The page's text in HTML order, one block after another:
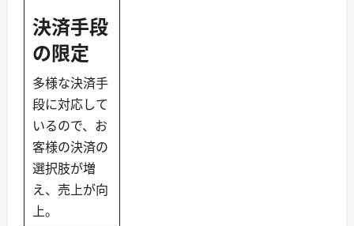
決済手段
の限定
多様な決済手
段に対応して
いるので、お
客様の決済の
選択肢が増
え、売上が向
上。